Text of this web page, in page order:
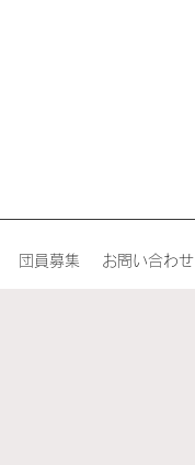
団員募集 お問い合わせ